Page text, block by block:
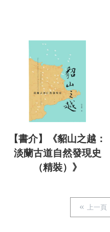
【書介】《貂山之越：
淡蘭古道自然發現史
（精裝）》
上一頁